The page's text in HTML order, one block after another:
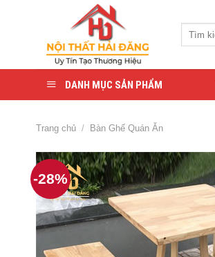
DANH MỤC SẢN PHẨM
Trang chủ / Bàn Ghế Quán Ăn
-28%